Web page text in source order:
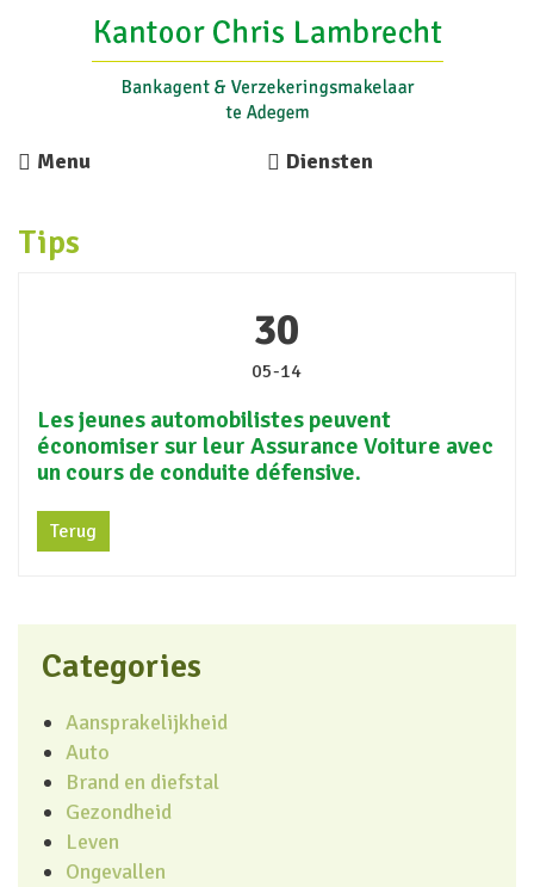
Menu Diensten
Tips
30
05-14
Les jeunes automobilistes peuvent
économiser sur leur Assurance Voiture avec
un cours de conduite défensive.
Terug
Categories
Aansprakelijkheid
Auto
Brand en diefstal
Gezondheid
Leven
Ongevallen